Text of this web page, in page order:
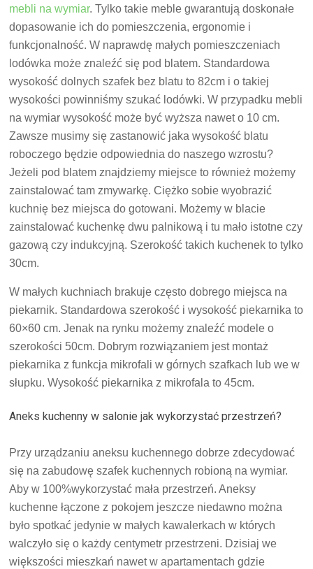
mebli na wymiar. Tylko takie meble gwarantują doskonałe
dopasowanie ich do pomieszczenia, ergonomie i
funkcjonalność. W naprawdę małych pomieszczeniach
lodówka może znaleźć się pod blatem. Standardowa
wysokość dolnych szafek bez blatu to 82cm i o takiej
wysokości powinniśmy szukać lodówki. W przypadku mebli
na wymiar wysokość może być wyższa nawet o 10 cm.
Zawsze musimy się zastanowić jaka wysokość blatu
roboczego będzie odpowiednia do naszego wzrostu?
Jeżeli pod blatem znajdziemy miejsce to również możemy
zainstalować tam zmywarkę. Ciężko sobie wyobrazić
kuchnię bez miejsca do gotowani. Możemy w blacie
zainstalować kuchenkę dwu palnikową i tu mało istotne czy
gazową czy indukcyjną. Szerokość takich kuchenek to tylko
30cm.
W małych kuchniach brakuje często dobrego miejsca na
piekarnik. Standardowa szerokość i wysokość piekarnika to
60×60 cm. Jenak na rynku możemy znaleźć modele o
szerokości 50cm. Dobrym rozwiązaniem jest montaż
piekarnika z funkcja mikrofali w górnych szafkach lub we w
słupku. Wysokość piekarnika z mikrofala to 45cm.
Aneks kuchenny w salonie jak wykorzystać przestrzeń?
Przy urządzaniu aneksu kuchennego dobrze zdecydować
się na zabudowę szafek kuchennych robioną na wymiar.
Aby w 100%wykorzystać mała przestrzeń. Aneksy
kuchenne łączone z pokojem jeszcze niedawno można
było spotkać jedynie w małych kawalerkach w których
walczyło się o każdy centymetr przestrzeni. Dzisiaj we
większości mieszkań nawet w apartamentach gdzie